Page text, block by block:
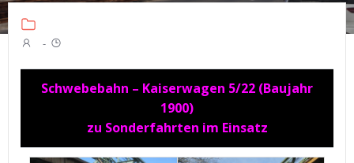
-
Schwebebahn – Kaiserwagen 5/22 (Baujahr
1900)
zu Sonderfahrten im Einsatz